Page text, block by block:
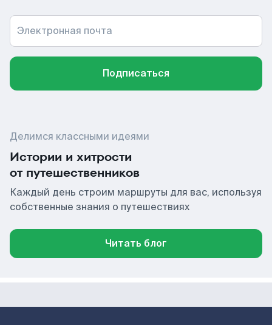
Электронная почта
Подписаться
Делимся классными идеями
Истории и хитрости
от путешественников
Каждый день строим маршруты для вас, используя
собственные знания о путешествиях
Читать блог